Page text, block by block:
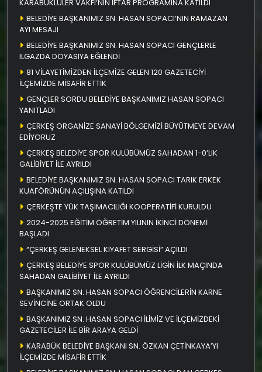
KARABÜKLÜLER VAKFI’NIN İFTAR PROGRAMINA KATILDI
BELEDİYE BAŞKANIMIZ SN. HASAN SOPACI’NIN RAMAZAN
AYI MESAJI
BELEDİYE BAŞKANIMIZ SN. HASAN SOPACI GENÇLERLE
ILGAZDA DOYASIYA EĞLENDİ
81 VİLAYETİMİZDEN İLÇEMİZE GELEN 120 GAZETECİYİ
İLÇEMİZDE MİSAFİR ETTİK
GENÇLER SORDU BELEDİYE BAŞKANIMIZ HASAN SOPACI
YANITLADI
ÇERKEŞ ORGANİZE SANAYİ BÖLGEMİZİ BÜYÜTMEYE DEVAM
EDİYORUZ
ÇERKEŞ BELEDİYE SPOR KULÜBÜMÜZ SAHADAN 1-0’LIK
GALİBİYET İLE AYRILDI
BELEDİYE BAŞKANIMIZ SN. HASAN SOPACI TARIK ERKEK
KUAFÖRÜNÜN AÇILIŞINA KATILDI
ÇERKEŞTE YÜK TAŞIMACILIĞI KOOPERATİFİ KURULDU
2024-2025 EĞİTİM ÖĞRETİM YILININ İKİNCİ DÖNEMİ
BAŞLADI
“ÇERKEŞ GELENEKSEL KIYAFET SERGİSİ” AÇILDI
ÇERKEŞ BELEDİYE SPOR KULÜBÜMÜZ LİGİN İLK MAÇINDA
SAHADAN GALİBİYET İLE AYRILDI
BAŞKANIMIZ SN. HASAN SOPACI ÖĞRENCİLERİN KARNE
SEVİNCİNE ORTAK OLDU
BAŞKANIMIZ SN. HASAN SOPACI İLİMİZ VE İLÇEMİZDEKİ
GAZETECİLER İLE BİR ARAYA GELDİ
KARABÜK BELEDİYE BAŞKANI SN. ÖZKAN ÇETİNKAYA’YI
İLÇEMİZDE MİSAFİR ETTİK